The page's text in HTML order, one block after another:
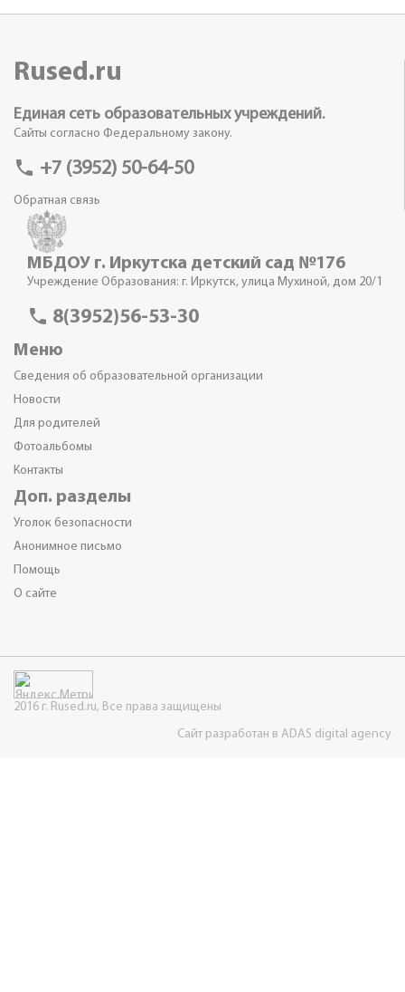
Rused.ru
Единая сеть образовательных учреждений.
Сайты согласно Федеральному закону.
phone +7 (3952) 50-64-50
Обратная связь
МБДОУ г. Иркутска детский сад №176
Учреждение Образования: г. Иркутск, улица Мухиной, дом 20/1
phone 8(3952)56-53-30
Меню
Сведения об образовательной организации
Новости
Для родителей
Фотоальбомы
Контакты
Доп. разделы
Уголок безопасности
Анонимное письмо
Помощь
О сайте
2016 г. Rused.ru, Все права защищены
Сайт разработан в ADAS digital agency